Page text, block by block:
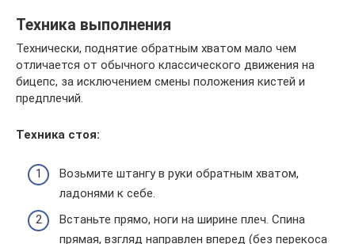
Техника выполнения
Технически, поднятие обратным хватом мало чем
отличается от обычного классического движения на
бицепс, за исключением смены положения кистей и
предплечий.
Техника стоя:
Возьмите штангу в руки обратным хватом,
ладонями к себе.
Встаньте прямо, ноги на ширине плеч. Спина
прямая, взгляд направлен вперед (без перекоса